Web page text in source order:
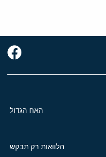
האח הגדול
הלוואות רק תבקש